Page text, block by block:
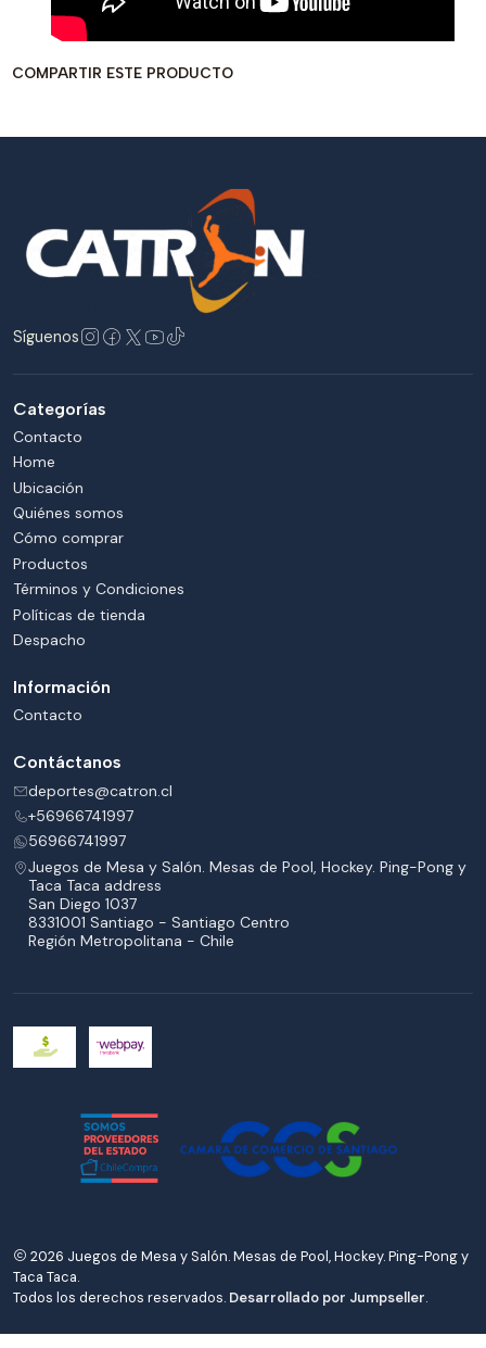
COMPARTIR ESTE PRODUCTO
Síguenos
Categorías
Contacto
Home
Ubicación
Quiénes somos
Cómo comprar
Productos
Términos y Condiciones
Políticas de tienda
Despacho
Información
Contacto
Contáctanos
deportes@catron.cl
+56966741997
56966741997
Juegos de Mesa y Salón. Mesas de Pool, Hockey. Ping-Pong y
Taca Taca address
San Diego 1037
8331001 Santiago - Santiago Centro
Región Metropolitana - Chile
2026 Juegos de Mesa y Salón. Mesas de Pool, Hockey. Ping-Pong y
Taca Taca.
Todos los derechos reservados. Desarrollado por Jumpseller.